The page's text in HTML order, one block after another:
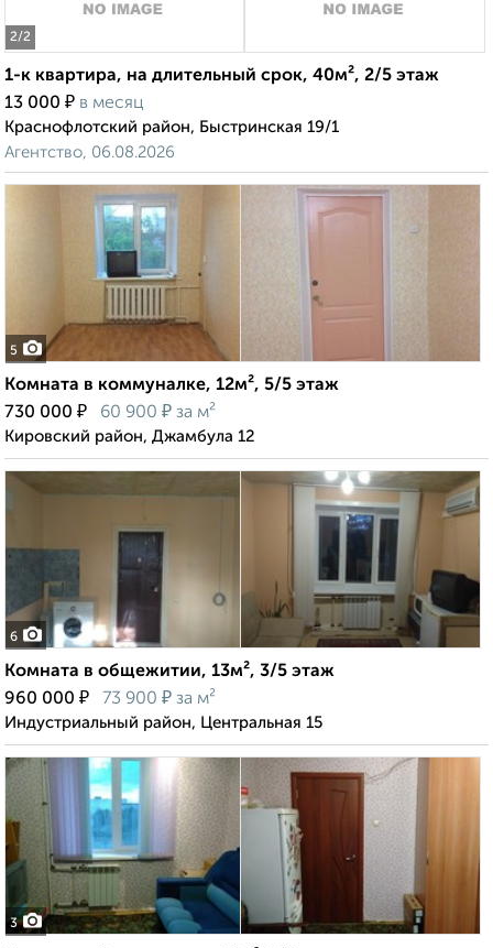
2/2
1-к квартира, на длительный срок, 40м², 2/5 этаж
13 000 ₽ в месяц
Краснофлотский район, Быстринская 19/1
Агентство, 06.08.2026
5
Комната в коммуналке, 12м², 5/5 этаж
730 000 ₽ 60 900 ₽ за м²
Кировский район, Джамбула 12
6
Комната в общежитии, 13м², 3/5 этаж
960 000 ₽ 73 900 ₽ за м²
Индустриальный район, Центральная 15
3